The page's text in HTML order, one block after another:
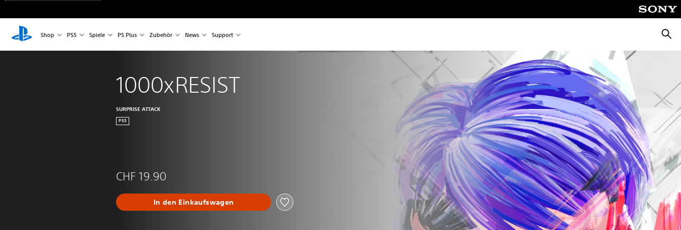
Shop PS5 Spiele PS Plus Zubehör News Support
1000xRESIST
SURPRISE ATTACK
PS5
CHF 19.90
In den Einkaufswagen